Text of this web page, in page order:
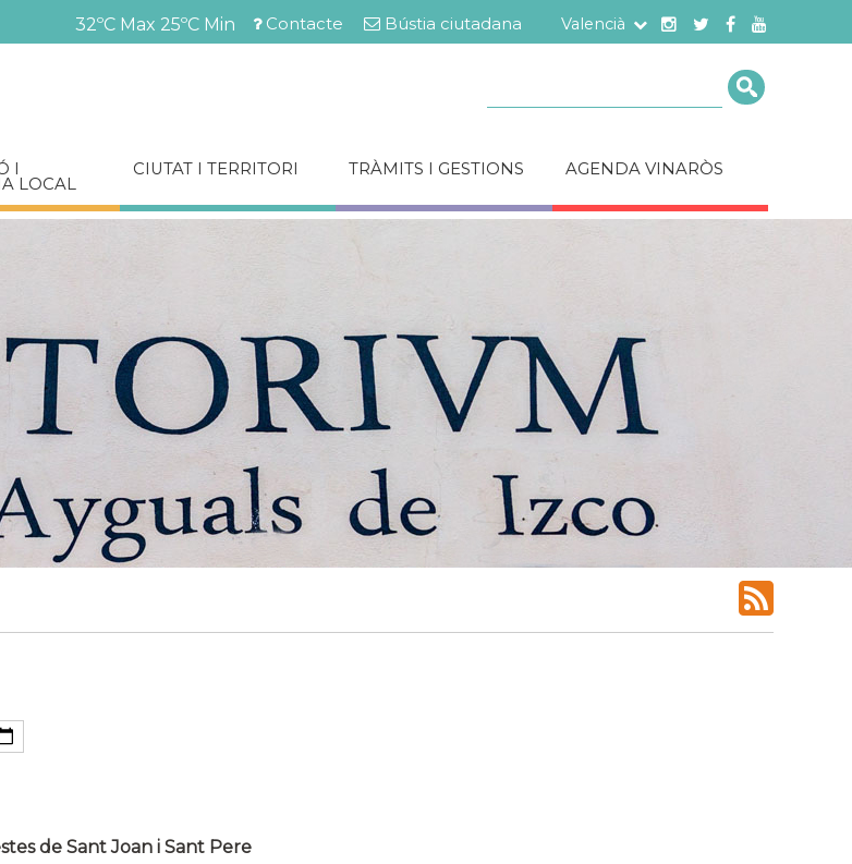
Vés
al
Menú
Contacte Bústia ciutadana Valencià
32ºC Max 25ºC Min
I
LOCAL
CIUTAT I TERRITORI TRÀMITS I GESTIONS AGENDA VINARÒS
de Sant Joan i Sant Pere